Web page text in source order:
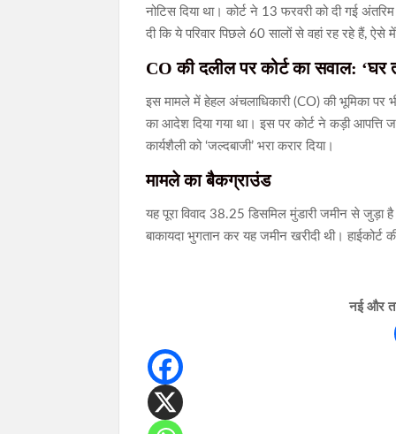
नोटिस दिया था। कोर्ट ने 13 फरवरी को दी गई
दी कि ये परिवार पिछले 60 सालों से वहां रह रहे हैं,
CO की दलील पर कोर्ट का सवाल: ‘घर
इस मामले में हेहल अंचलाधिकारी (CO) की भूमिका
का आदेश दिया गया था। इस पर कोर्ट ने कड़ी आपत्ति
कार्यशैली को ‘जल्दबाजी’ भरा करार दिया।
मामले का बैकग्राउंड
यह पूरा विवाद 38.25 डिसमिल मुंडारी जमीन से जुड़ा
बाकायदा भुगतान कर यह जमीन खरीदी थी।
नई और